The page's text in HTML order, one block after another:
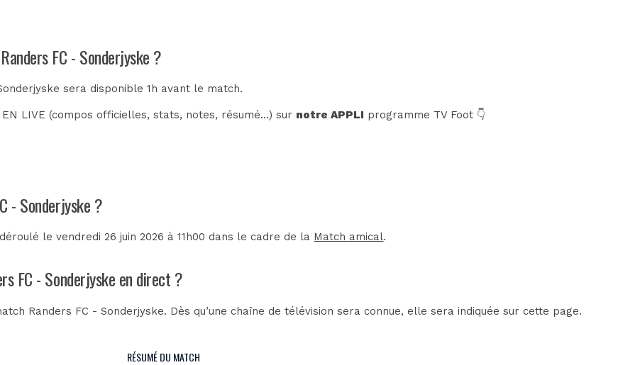
FC - Sonderjyske ?
sera disponible 1h avant le match.
LIVE (compos officielles, stats, notes, résumé...) sur notre APPLI programme TV Foot 👇
- Sonderjyske ?
le vendredi 26 juin 2026 à 11h00 dans le cadre de la Match amical.
FC - Sonderjyske en direct ?
Randers FC - Sonderjyske. Dès qu’une chaîne de télévision sera connue, elle sera indiquée sur cette page.
RÉSUMÉ DU MATCH